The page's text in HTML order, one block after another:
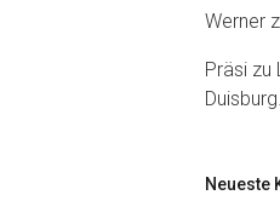
Werner
Präsi zu
Neueste